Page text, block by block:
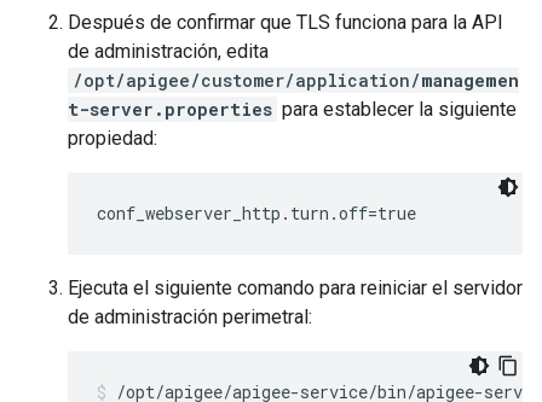
Después de confirmar que TLS funciona para la API
de administración, edita
/opt/apigee/customer/application/managemen
t-server.properties para establecer la siguiente
propiedad:
conf_webserver_http.turn.off=true
Ejecuta el siguiente comando para reiniciar el servidor
de administración perimetral:
/opt/apigee/apigee-service/bin/apigee-